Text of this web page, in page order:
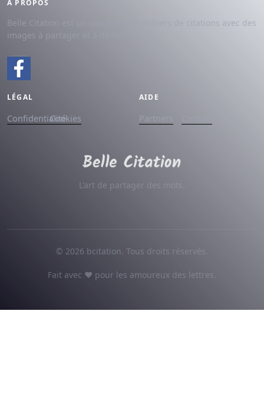
À PROPOS
Belle Citation est un site avec des milliers de citations avec des
images à partager et à dédier.
LÉGAL
ConfidentialitéCookies
AIDE
Partners
L'art de partager des mots.
© 2026 bcitation. Tous droits réservés.
Fait avec ♥ pour les amoureux des lettres.